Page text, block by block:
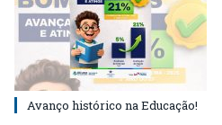
Avanço histórico na Educação!